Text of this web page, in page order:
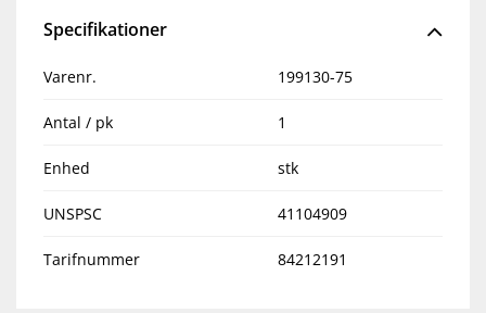
Specifikationer
Varenr. 199130-75
Antal / pk 1
Enhed stk
UNSPSC 41104909
Tarifnummer 84212191